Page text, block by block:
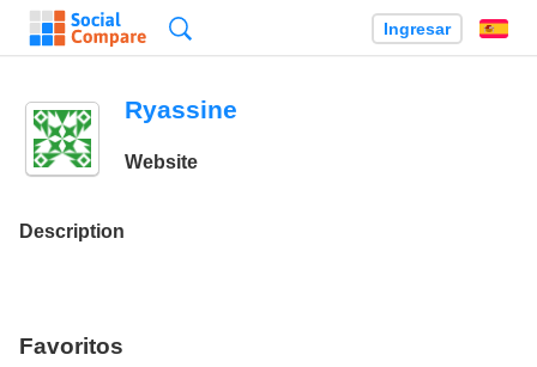
Ingresar
Ryassine
Website
Description
Favoritos